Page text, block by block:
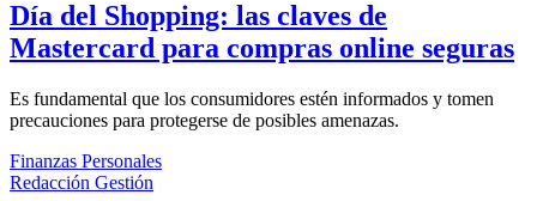
Día del Shopping: las claves de
Mastercard para compras online seguras
Es fundamental que los consumidores estén informados y tomen
precauciones para protegerse de posibles amenazas.
Finanzas Personales
Redacción Gestión